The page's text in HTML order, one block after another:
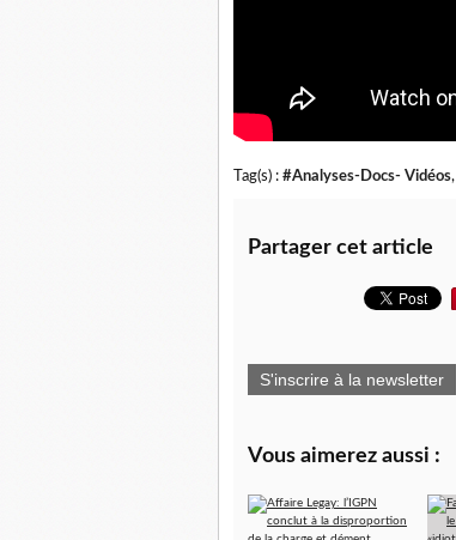
Tag(s) : #Analyses-Docs- Vidéos,
Partager cet article
S'inscrire à la newsletter
Vous aimerez aussi :